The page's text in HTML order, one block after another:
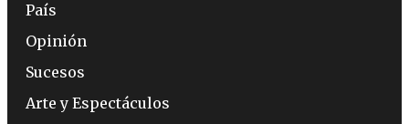
País
Opinión
Sucesos
Arte y Espectáculos